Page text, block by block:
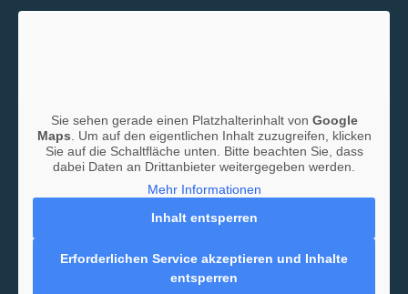
Sie sehen gerade einen Platzhalterinhalt von Google
Maps . Um auf den eigentlichen Inhalt zuzugreifen, klicken
Sie auf die Schaltfläche unten. Bitte beachten Sie, dass
dabei Daten an Drittanbieter weitergegeben werden.
Mehr Informationen
Inhalt entsperren
Erforderlichen Service akzeptieren und Inhalte
entsperren